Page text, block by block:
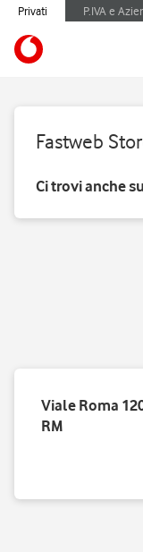
Privati P.IVA e
Fastweb
Ci trovi anche su
Viale Roma
RM